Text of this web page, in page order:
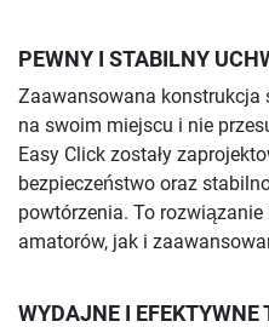
PEWNY I STABILNY
Zaawansowana konstrukcja
na swoim miejscu i nie
Easy Click zostały
bezpieczeństwo oraz
powtórzenia. To
amatorów, jak i
WYDAJNE I EFEKTYWNE